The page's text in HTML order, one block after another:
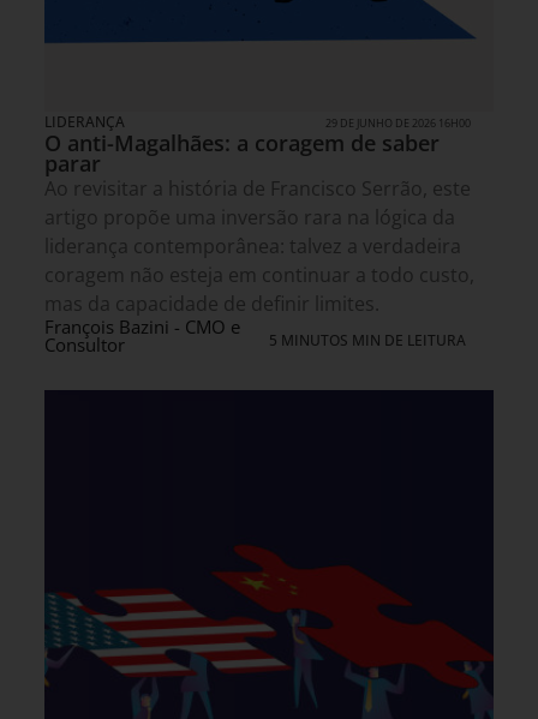
LIDERANÇA 29 DE JUNHO DE 2026 16H00
O anti-Magalhães: a coragem de saber
parar
Ao revisitar a história de Francisco Serrão, este
artigo propõe uma inversão rara na lógica da
liderança contemporânea: talvez a verdadeira
coragem não esteja em continuar a todo custo,
mas da capacidade de definir limites.
François Bazini - CMO e
Consultor 5 MINUTOS MIN DE LEITURA